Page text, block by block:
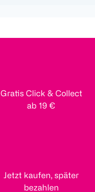
Gratis Click & Collect
ab 19 €
Jetzt kaufen, später
bezahlen